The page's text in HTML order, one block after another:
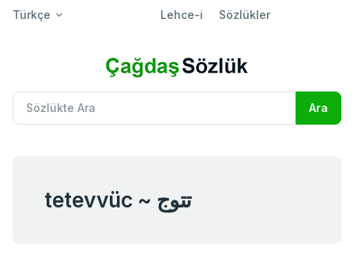
Türkçe Lehce-i Sözlükler
tetevvüc ~ تتوج